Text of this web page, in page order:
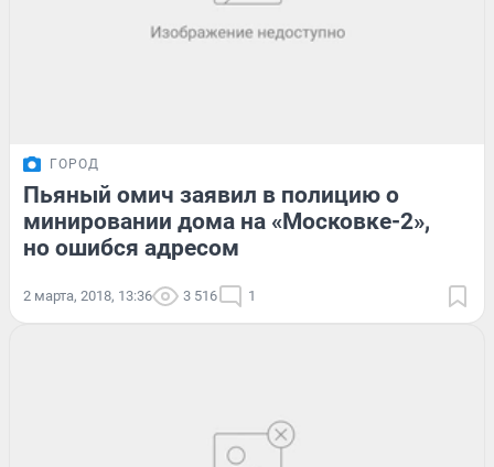
ГОРОД
Пьяный омич заявил в полицию о
минировании дома на «Московке-2»,
но ошибся адресом
2 марта, 2018, 13:36 3 516 1